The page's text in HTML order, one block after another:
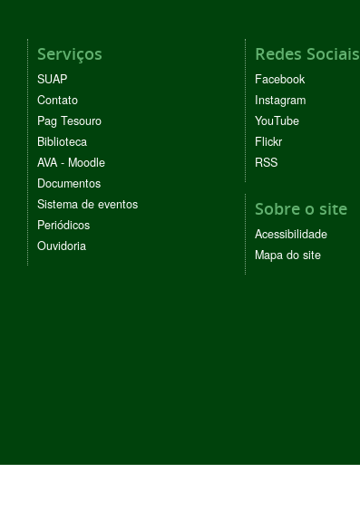
Serviços
SUAP
Contato
Pag Tesouro
Biblioteca
AVA - Moodle
Documentos
Sistema de eventos
Periódicos
Ouvidoria
Redes Sociais
Facebook
Instagram
YouTube
Flickr
RSS
Sobre o site
Acessibilidade
Mapa do site